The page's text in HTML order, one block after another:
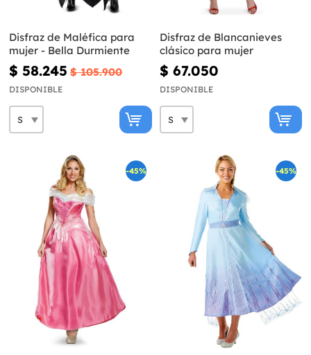
Disfraz de Maléfica para
mujer - Bella Durmiente
$ 58.245 $ 105.900
DISPONIBLE
Disfraz de Blancanieves
clásico para mujer
$ 67.050
DISPONIBLE
-45% -45%